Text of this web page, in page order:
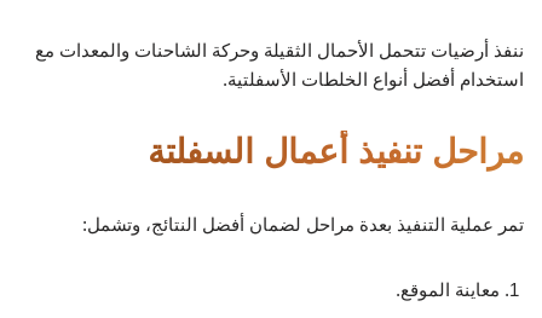
ننفذ أرضيات تتحمل الأحمال الثقيلة وحركة الشاحنات والمعدات مع
استخدام أفضل أنواع الخلطات الأسفلتية.
مراحل تنفيذ أعمال السفلتة
تمر عملية التنفيذ بعدة مراحل لضمان أفضل النتائج، وتشمل:
معاينة الموقع.